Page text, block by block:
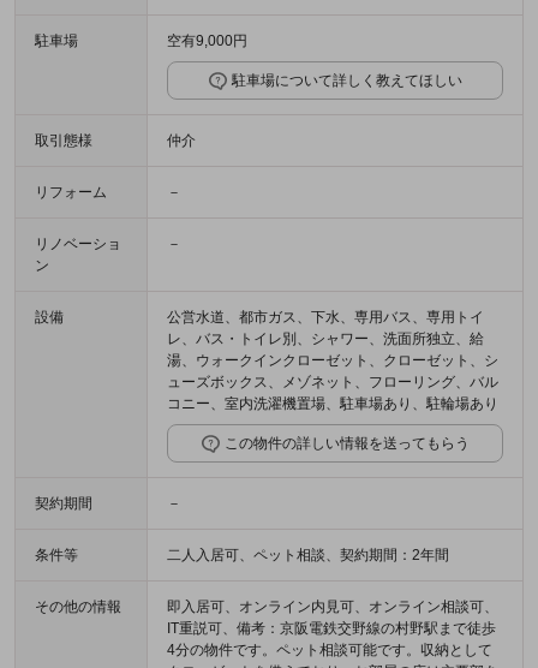
駐車場 空有9,000円
駐車場について詳しく教えてほしい
取引態様 仲介
リフォーム －
リノベーショ
ン
－
設備
公営水道、都市ガス、下水、専用バス、専用トイ
レ、バス・トイレ別、シャワー、洗面所独立、給
湯、ウォークインクローゼット、クローゼット、シ
ューズボックス、メゾネット、フローリング、バル
コニー、室内洗濯機置場、駐車場あり、駐輪場あり
この物件の詳しい情報を送ってもらう
契約期間 －
条件等 二人入居可、ペット相談、契約期間：2年間
その他の情報
即入居可、オンライン内見可、オンライン相談可、
IT重説可、備考：京阪電鉄交野線の村野駅まで徒歩
4分の物件です。ペット相談可能です。収納として